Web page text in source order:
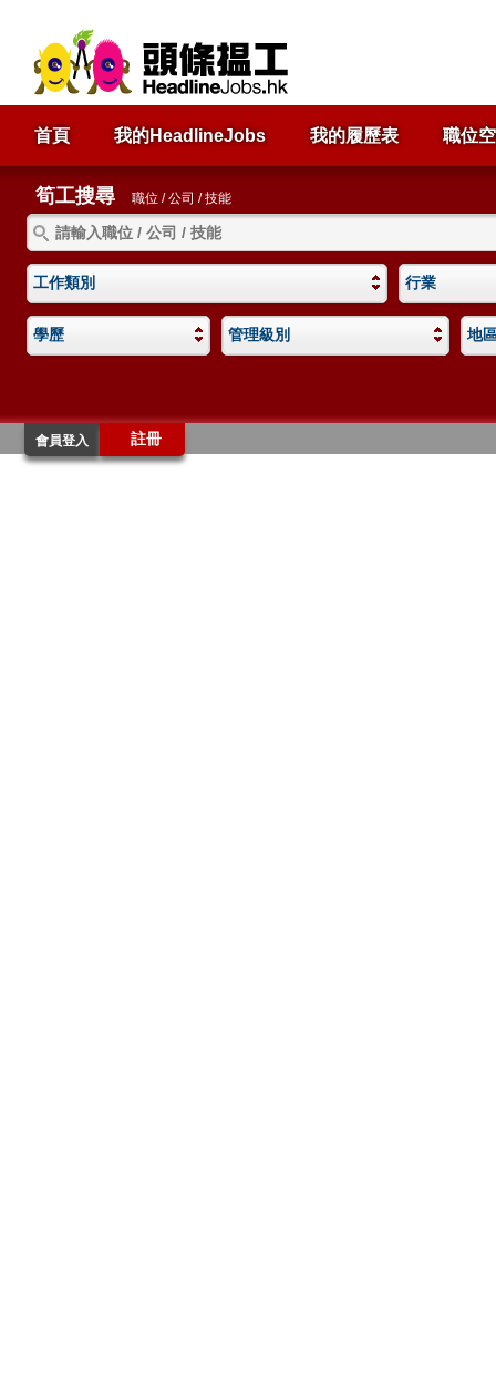
首頁 我的HeadlineJobs 我的履歷表 職位
筍工搜尋 職位 / 公司 / 技能
工作類別 行業
學歷 管理級別 地
會員登入 註冊